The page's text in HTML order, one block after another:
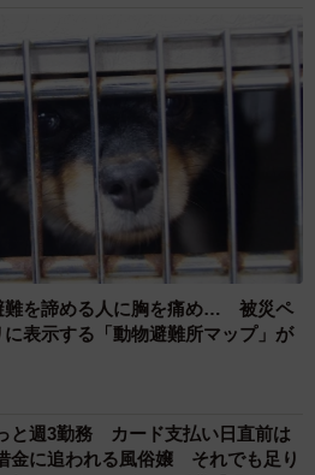
難を諦める人に胸を痛め… 被災ペ
表示する「動物避難所マップ」が
と週3勤務 カード支払い日直前は
に追われる風俗嬢 それでも足り